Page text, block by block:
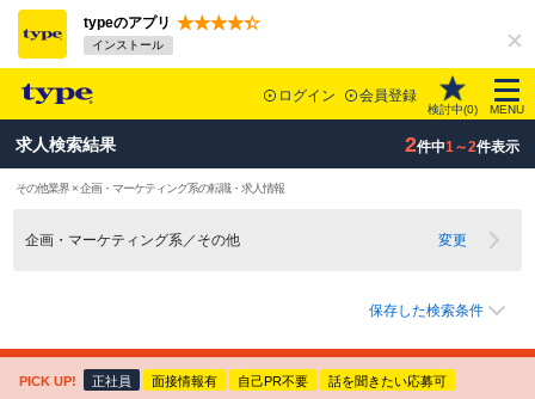
typeのアプリ
インストール
ログイン 会員登録
検討中(0) MENU
求人検索結果 2件中1～2件表示
その他業界 × 企画・マーケティング系の転職・求人情報
企画・マーケティング系／その他 変更
保存した検索条件
PICK UP! 正社員 面接情報有 自己PR不要 話を聞きたい応募可